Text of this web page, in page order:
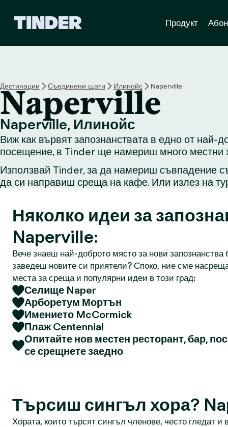
Н
а
ч
л
о
Продукт
Дестинации Съединени щати Илинойс Naperville
Naperville
Naperville, Илинойс
Виж как вървят запознанствата в едно от
посещение, в Tinder ще намериш много местни
Използвай Tinder, за да намериш съвпадение
да си направиш среща на кафе. Или излез на
Няколко идеи за
Naperville:
Вече знаеш най-доброто място за нови
заведеш новите си приятели? Споко, ние сме
места за среща и популярни идеи в този град:
Селище Naper
Арборетум Мортън
Имението McCormick
Плаж Centennial
Опитайте нов местен ресторант, бар,
се срещнете заедно
Търсиш сингъл хора?
Хората, които търсят сингъл членове, често гледат и